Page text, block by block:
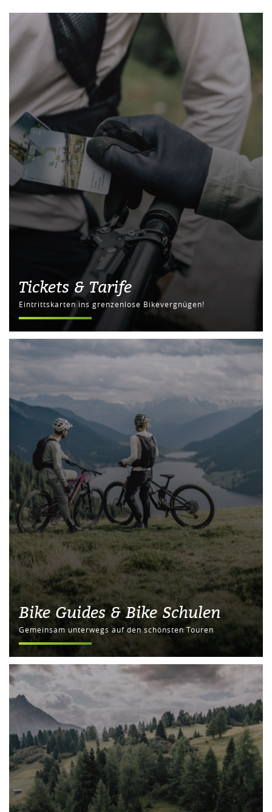
Tickets & Tarife
Eintrittskarten ins grenzenlose Bikevergnügen!
Bike Guides & Bike Schulen
Gemeinsam unterwegs auf den schönsten Touren